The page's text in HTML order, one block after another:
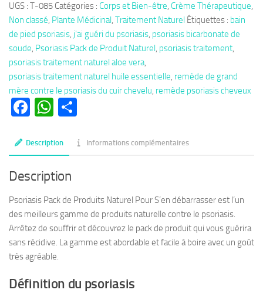
085:
Psoriasis
Pack
de
Produits
Naturel
pour
s'en
UGS : T-085 Catégories : Corps et Bien-être, Crème Thérapeutique,
Non classé, Plante Médicinal, Traitement Naturel Étiquettes : bain
de pied psoriasis, j'ai guéri du psoriasis, psoriasis bicarbonate de
soude, Psoriasis Pack de Produit Naturel, psoriasis traitement,
psoriasis traitement naturel aloe vera,
psoriasis traitement naturel huile essentielle, remède de grand
mère contre le psoriasis du cuir chevelu, remède psoriasis cheveux
Facebook
WhatsApp
Description Informations complémentaires
Description
Psoriasis Pack de Produits Naturel Pour S’en débarrasser est l’un
des meilleurs gamme de produits naturelle contre le psoriasis.
Arrêtez de souffrir et découvrez le pack de produit qui vous guérira
sans récidive. La gamme est abordable et facile à boire avec un goût
très agréable.
Définition du psoriasis